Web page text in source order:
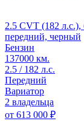
2.5 CVT (182 л.с.),
передний, черный
Бензин
137000 км.
2.5 / 182 л.с.
Передний
Вариатор
2 владельца
от 613 000 ₽